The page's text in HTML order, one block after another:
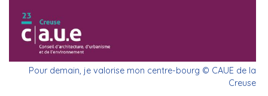
Pour demain, je valorise mon centre-bourg © CAUE de la
Creuse